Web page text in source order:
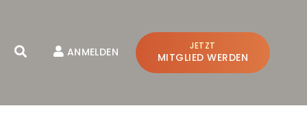
ANMELDEN JETZT
MITGLIED WERDEN